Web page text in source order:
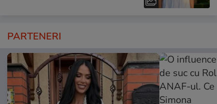
PARTENERI